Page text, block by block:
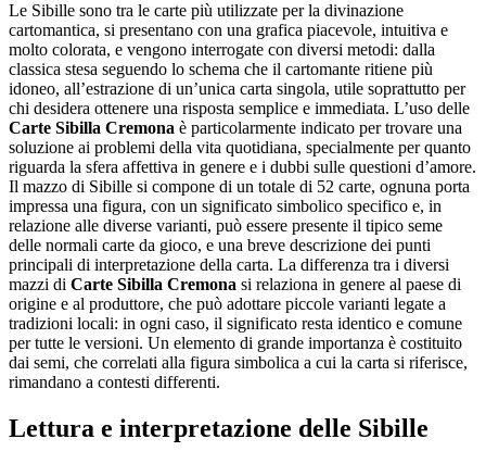
Le Sibille sono tra le carte più utilizzate per la divinazione
cartomantica, si presentano con una grafica piacevole, intuitiva e
molto colorata, e vengono interrogate con diversi metodi: dalla
classica stesa seguendo lo schema che il cartomante ritiene più
idoneo, all’estrazione di un’unica carta singola, utile soprattutto per
chi desidera ottenere una risposta semplice e immediata. L’uso delle
Carte Sibilla Cremona è particolarmente indicato per trovare una
soluzione ai problemi della vita quotidiana, specialmente per quanto
riguarda la sfera affettiva in genere e i dubbi sulle questioni d’amore.
Il mazzo di Sibille si compone di un totale di 52 carte, ognuna porta
impressa una figura, con un significato simbolico specifico e, in
relazione alle diverse varianti, può essere presente il tipico seme
delle normali carte da gioco, e una breve descrizione dei punti
principali di interpretazione della carta. La differenza tra i diversi
mazzi di Carte Sibilla Cremona si relaziona in genere al paese di
origine e al produttore, che può adottare piccole varianti legate a
tradizioni locali: in ogni caso, il significato resta identico e comune
per tutte le versioni. Un elemento di grande importanza è costituito
dai semi, che correlati alla figura simbolica a cui la carta si riferisce,
rimandano a contesti differenti.
Lettura e interpretazione delle Sibille